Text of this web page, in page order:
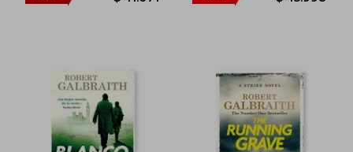
40%
dcto. $ 42.903
50%
dcto.